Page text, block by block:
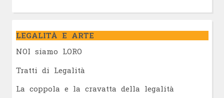
LEGALITÀ E ARTE
NOI siamo LORO
Tratti di Legalità
La coppola e la cravatta della legalità